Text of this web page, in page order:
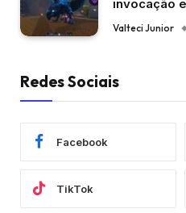
invocação
Valteci Junior
Redes Sociais
Facebook
TikTok